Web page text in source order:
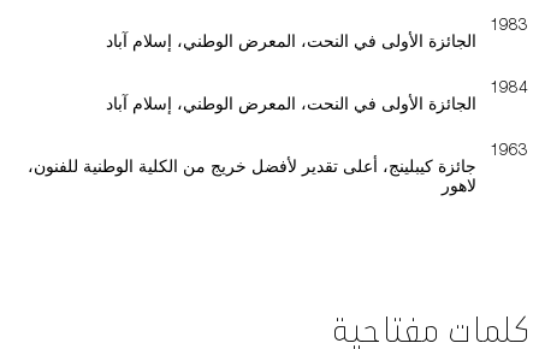
1983
الجائزة الأولى في النحت، المعرض الوطني، إسلام آباد
1984
الجائزة الأولى في النحت، المعرض الوطني، إسلام آباد
1963
جائزة كيبلينج، أعلى تقدير لأفضل خريج من الكلية الوطنية للفنون،
لاهور
كلمات مفتاحية